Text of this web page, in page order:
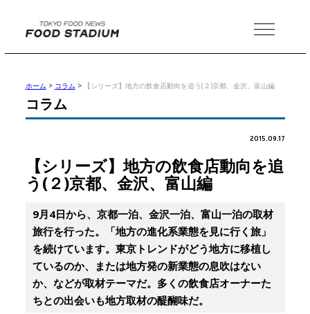
MENU
ホーム > コラム > 【シリーズ】地方の飲食店動向を追う(２)京都、金沢、富山編
コラム
2015.09.17
【シリーズ】地方の飲食店動向を追
う(２)京都、金沢、富山編
9月4日から、京都一泊、金沢一泊、富山一泊の取材
旅行を行った。「地方の進化系業態を見に行く旅」
を続けています。東京トレンドがどう地方に移植し
ているのか、または地方発の新業態の息吹はない
か、などが取材テーマだ。多くの飲食店オーナーた
ちとの出会いも地方取材の醍醐味だ。